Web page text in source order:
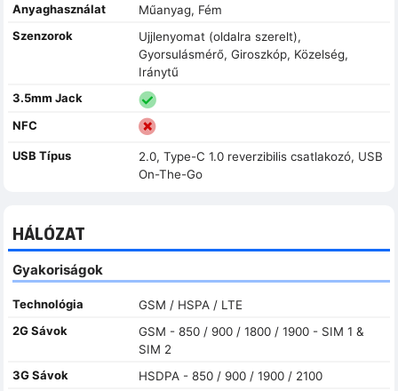
Anyaghasználat
Műanyag, Fém
Szenzorok
Ujjlenyomat (oldalra szerelt),
Gyorsulásmérő, Giroszkóp, Közelség,
Iránytű
3.5mm Jack
NFC
USB Típus
2.0, Type-C 1.0 reverzibilis csatlakozó, USB
On-The-Go
HÁLÓZAT
Gyakoriságok
Technológia
GSM / HSPA / LTE
2G Sávok
GSM - 850 / 900 / 1800 / 1900 - SIM 1 &
SIM 2
3G Sávok
HSDPA - 850 / 900 / 1900 / 2100